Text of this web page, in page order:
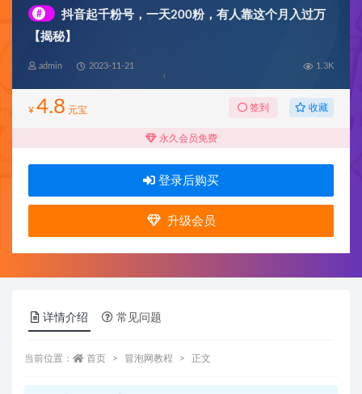
#
抖音起千粉号，一天200粉，有人靠这个月入过万
【揭秘】
admin 2023-11-21 1.3K
¥ 4.8 元宝 签到 收藏
永久会员免费
登录后购买
升级会员
详情介绍 常见问题
当前位置： 首页 冒泡网教程 正文